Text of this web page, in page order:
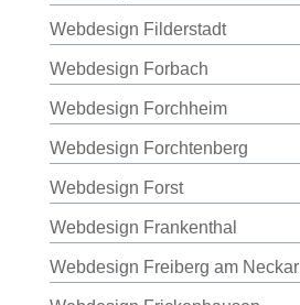
Webdesign Filderstadt
Webdesign Forbach
Webdesign Forchheim
Webdesign Forchtenberg
Webdesign Forst
Webdesign Frankenthal
Webdesign Freiberg am Neckar